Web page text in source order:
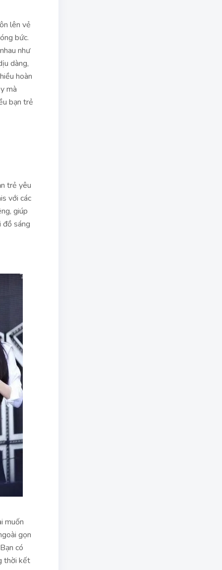
lên vẻ
bức.
như
dàng,
hoàn
mà
bạn trẻ
trẻ yêu
với các
giúp
đồ sáng
muốn
gọn
có
thời kết